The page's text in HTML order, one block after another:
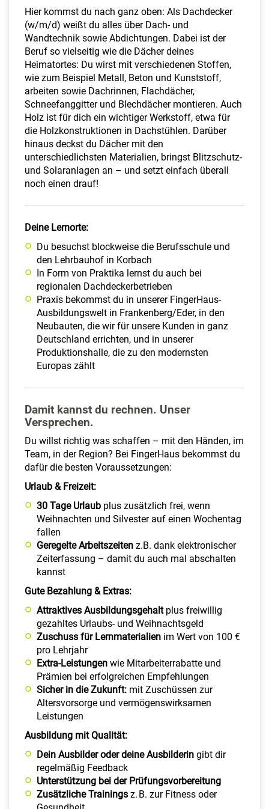
​Hier kommst du nach ganz oben: Als Dachdecker
(w/m/d) weißt du alles über Dach- und
Wandtechnik sowie Abdichtungen. Dabei ist der
Beruf so vielseitig wie die Dächer deines
Heimatortes: Du wirst mit verschiedenen Stoffen,
wie zum Beispiel Metall, Beton und Kunststoff,
arbeiten sowie Dachrinnen, Flachdächer,
Schneefanggitter und Blechdächer montieren. Auch
Holz ist für dich ein wichtiger Werkstoff, etwa für
die Holzkonstruktionen in Dachstühlen. Darüber
hinaus deckst du Dächer mit den
unterschiedlichsten Materialien, bringst Blitzschutz-
und Solaranlagen an – und setzt einfach überall
noch einen drauf!
Deine Lernorte:
Du besuchst blockweise die Berufsschule und
den Lehrbauhof in Korbach
In Form von Praktika lernst du auch bei
regionalen Dachdeckerbetrieben
Praxis bekommst du in unserer FingerHaus-
Ausbildungswelt in Frankenberg/Eder, in den
Neubauten, die wir für unsere Kunden in ganz
Deutschland errichten, und in unserer
Produktionshalle, die zu den modernsten
Europas zählt
Damit kannst du rechnen. Unser
Versprechen.
Du willst richtig was schaffen – mit den Händen, im
Team, in der Region? Bei FingerHaus bekommst du
dafür die besten Voraussetzungen:
Urlaub & Freizeit:
30 Tage Urlaub plus zusätzlich frei, wenn
Weihnachten und Silvester auf einen Wochentag
fallen
Geregelte Arbeitszeiten z.B. dank elektronischer
Zeiterfassung – damit du auch mal abschalten
kannst
Gute Bezahlung & Extras:
Attraktives Ausbildungsgehalt plus freiwillig
gezahltes Urlaubs- und Weihnachtsgeld
Zuschuss für Lernmaterialien im Wert von 100 €
pro Lehrjahr
Extra-Leistungen wie Mitarbeiterrabatte und
Prämien bei erfolgreichen Empfehlungen
Sicher in die Zukunft: mit Zuschüssen zur
Altersvorsorge und vermögenswirksamen
Leistungen
Ausbildung mit Qualität:
Dein Ausbilder oder deine Ausbilderin gibt dir
regelmäßig Feedback
Unterstützung bei der Prüfungsvorbereitung
Zusätzliche Trainings z. B. zur Fitness oder